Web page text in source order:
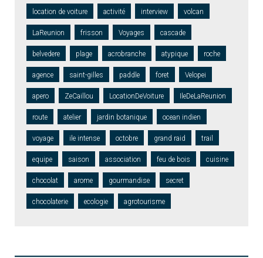
location de voiture activité interview volcan
LaReunion frisson Voyages cascade
belvedere plage acrobranche atypique roche
agence saint-gilles paddle foret Velopei
apero ZeCaillou LocationDeVoiture IleDeLaReunion
route atelier jardin botanique ocean indien
voyage ile intense octobre grand raid trail
equipe saison association feu de bois cuisine
chocolat arome gourmandise secret
chocolaterie ecologie agrotourisme